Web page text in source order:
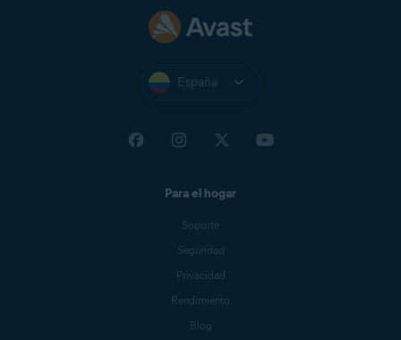
España
Para el hogar
Soporte
Seguridad
Privacidad
Rendimiento
Blog